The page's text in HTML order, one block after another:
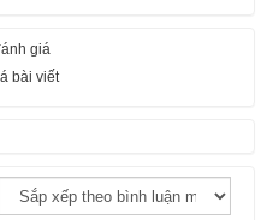
giá
bài viết